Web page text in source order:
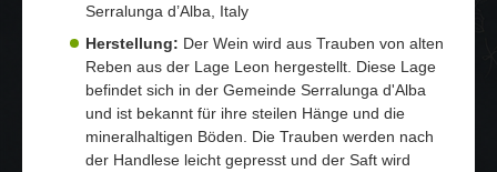
Serralunga d’Alba, Italy
Herstellung: Der Wein wird aus Trauben von alten
Reben aus der Lage Leon hergestellt. Diese Lage
befindet sich in der Gemeinde Serralunga d'Alba
und ist bekannt für ihre steilen Hänge und die
mineralhaltigen Böden. Die Trauben werden nach
der Handlese leicht gepresst und der Saft wird